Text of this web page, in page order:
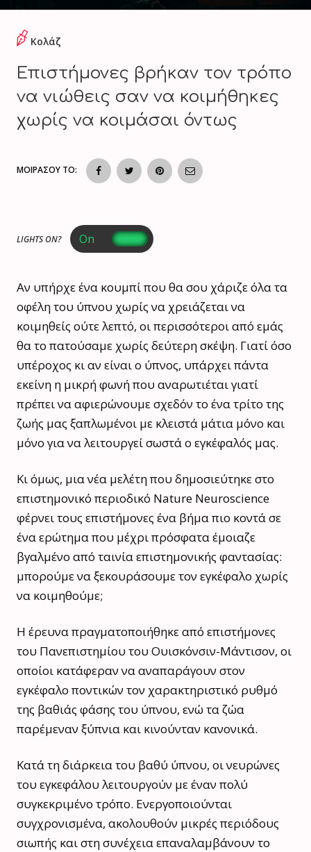
Κολάζ
Επιστήμονες βρήκαν τον τρόπο
να νιώθεις σαν να κοιμήθηκες
χωρίς να κοιμάσαι όντως
ΜΟΙΡΑΣΟΥ ΤΟ:
LIGHTS ON?
Αν υπήρχε ένα κουμπί που θα σου χάριζε όλα τα
οφέλη του ύπνου χωρίς να χρειάζεται να
κοιμηθείς ούτε λεπτό, οι περισσότεροι από εμάς
θα το πατούσαμε χωρίς δεύτερη σκέψη. Γιατί όσο
υπέροχος κι αν είναι ο ύπνος, υπάρχει πάντα
εκείνη η μικρή φωνή που αναρωτιέται γιατί
πρέπει να αφιερώνουμε σχεδόν το ένα τρίτο της
ζωής μας ξαπλωμένοι με κλειστά μάτια μόνο και
μόνο για να λειτουργεί σωστά ο εγκέφαλός μας.
Κι όμως, μια νέα μελέτη που δημοσιεύτηκε στο
επιστημονικό περιοδικό Nature Neuroscience
φέρνει τους επιστήμονες ένα βήμα πιο κοντά σε
ένα ερώτημα που μέχρι πρόσφατα έμοιαζε
βγαλμένο από ταινία επιστημονικής φαντασίας:
μπορούμε να ξεκουράσουμε τον εγκέφαλο χωρίς
να κοιμηθούμε;
Η έρευνα πραγματοποιήθηκε από επιστήμονες
του Πανεπιστημίου του Ουισκόνσιν-Μάντισον, οι
οποίοι κατάφεραν να αναπαράγουν στον
εγκέφαλο ποντικών τον χαρακτηριστικό ρυθμό
της βαθιάς φάσης του ύπνου, ενώ τα ζώα
παρέμεναν ξύπνια και κινούνταν κανονικά.
Κατά τη διάρκεια του βαθύ ύπνου, οι νευρώνες
του εγκεφάλου λειτουργούν με έναν πολύ
συγκεκριμένο τρόπο. Ενεργοποιούνται
συγχρονισμένα, ακολουθούν μικρές περιόδους
σιωπής και στη συνέχεια επαναλαμβάνουν το